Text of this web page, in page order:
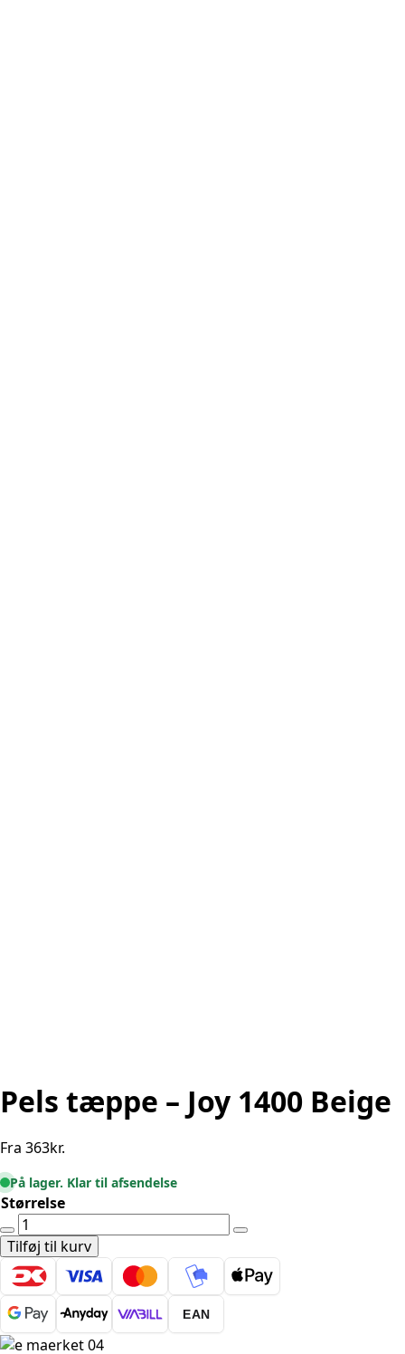
Pels tæppe – Joy 1400 Beige
Fra 363kr.
På lager. Klar til afsendelse
Størrelse
Pels
tæppe
-
Joy
1400
Beige
antal
Tilføj til kurv
EAN